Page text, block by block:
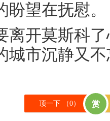
望在抚慰。
离开莫斯科
城市沉静又
顶一下 （0） 赏